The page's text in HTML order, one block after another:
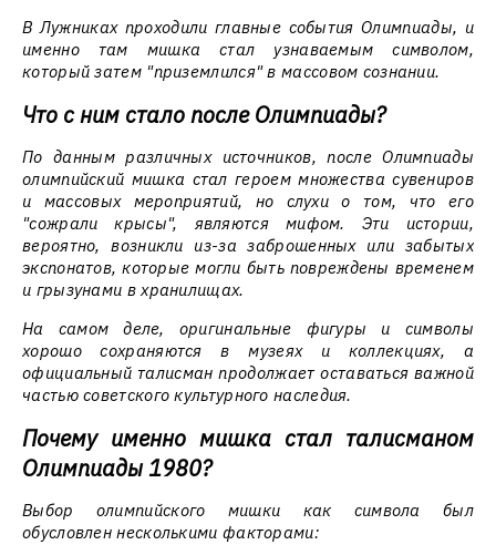
В Лужниках проходили главные события Олимпиады, и
именно там мишка стал узнаваемым символом,
который затем "приземлился" в массовом сознании.
Что с ним стало после Олимпиады?
По данным различных источников, после Олимпиады
олимпийский мишка стал героем множества сувениров
и массовых мероприятий, но слухи о том, что его
"сожрали крысы", являются мифом. Эти истории,
вероятно, возникли из-за заброшенных или забытых
экспонатов, которые могли быть повреждены временем
и грызунами в хранилищах.
На самом деле, оригинальные фигуры и символы
хорошо сохраняются в музеях и коллекциях, а
официальный талисман продолжает оставаться важной
частью советского культурного наследия.
Почему именно мишка стал талисманом
Олимпиады 1980?
Выбор олимпийского мишки как символа был
обусловлен несколькими факторами: